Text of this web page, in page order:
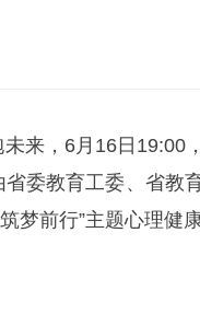
来，6月16日19:00，
委教育工委、省教
梦前行”主题心理健